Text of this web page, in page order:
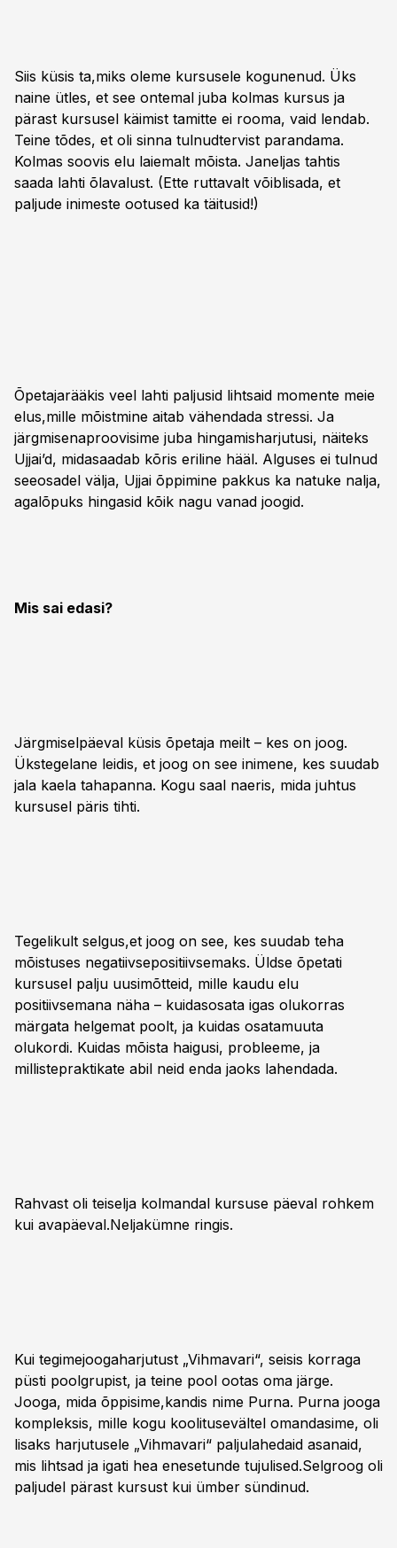
Siis küsis ta,miks oleme kursusele kogunenud. Üks
naine ütles, et see ontemal juba kolmas kursus ja
pärast kursusel käimist tamitte ei rooma, vaid lendab.
Teine tõdes, et oli sinna tulnudtervist parandama.
Kolmas soovis elu laiemalt mõista. Janeljas tahtis
saada lahti õlavalust. (Ette ruttavalt võiblisada, et
paljude inimeste ootused ka täitusid!)
Õpetajarääkis veel lahti paljusid lihtsaid momente meie
elus,mille mõistmine aitab vähendada stressi. Ja
järgmisenaproovisime juba hingamisharjutusi, näiteks
Ujjai’d, midasaadab kõris eriline hääl. Alguses ei tulnud
seeosadel välja, Ujjai õppimine pakkus ka natuke nalja,
agalõpuks hingasid kõik nagu vanad joogid.
Mis sai edasi?
Järgmiselpäeval küsis õpetaja meilt – kes on joog.
Ükstegelane leidis, et joog on see inimene, kes suudab
jala kaela tahapanna. Kogu saal naeris, mida juhtus
kursusel päris tihti.
Tegelikult selgus,et joog on see, kes suudab teha
mõistuses negatiivsepositiivsemaks. Üldse õpetati
kursusel palju uusimõtteid, mille kaudu elu
positiivsemana näha – kuidasosata igas olukorras
märgata helgemat poolt, ja kuidas osatamuuta
olukordi. Kuidas mõista haigusi, probleeme, ja
millistepraktikate abil neid enda jaoks lahendada.
Rahvast oli teiselja kolmandal kursuse päeval rohkem
kui avapäeval.Neljakümne ringis.
Kui tegimejoogaharjutust „Vihmavari“, seisis korraga
püsti poolgrupist, ja teine pool ootas oma järge.
Jooga, mida õppisime,kandis nime Purna. Purna jooga
kompleksis, mille kogu koolitusevältel omandasime, oli
lisaks harjutusele „Vihmavari“ paljulahedaid asanaid,
mis lihtsad ja igati hea enesetunde tujulised.Selgroog oli
paljudel pärast kursust kui ümber sündinud.